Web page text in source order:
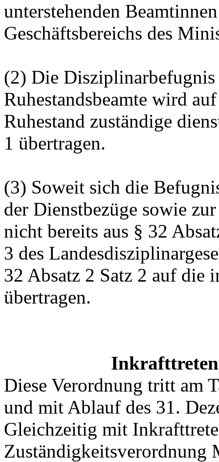
unterstehenden
Geschäftsbereichs des
(2) Die Disziplinarbefugnis
Ruhestandsbeamte wird
Ruhestand zuständige
1 übertragen.
(3) Soweit sich die
der Dienstbezüge sowie
nicht bereits aus § 32
3 des
32 Absatz 2 Satz 2 auf die
übertragen.
Diese Verordnung tritt am
und mit Ablauf des 31.
Gleichzeitig mit